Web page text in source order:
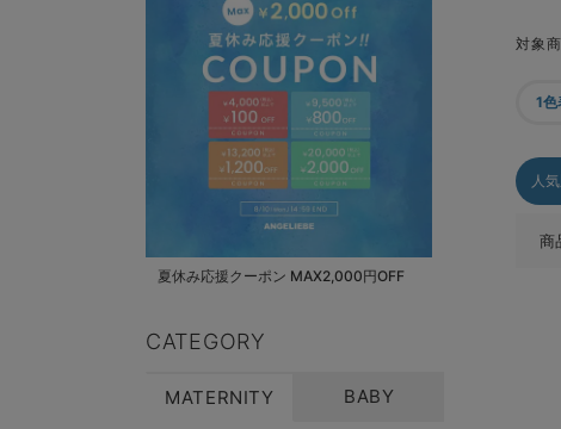
夏休み応援クーポン MAX2,000円OFF
CATEGORY
MATERNITY BABY
対象
1色
人
商